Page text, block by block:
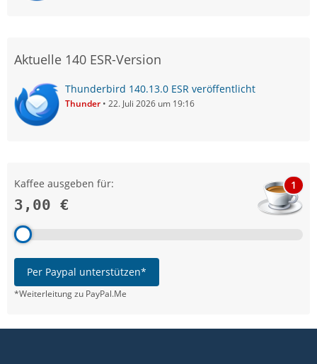
Aktuelle 140 ESR-Version
Thunderbird 140.13.0 ESR veröffentlicht
Thunder 22. Juli 2026 um 19:16
Kaffee ausgeben für:
3,00 €
1
Per Paypal unterstützen*
*Weiterleitung zu PayPal.Me